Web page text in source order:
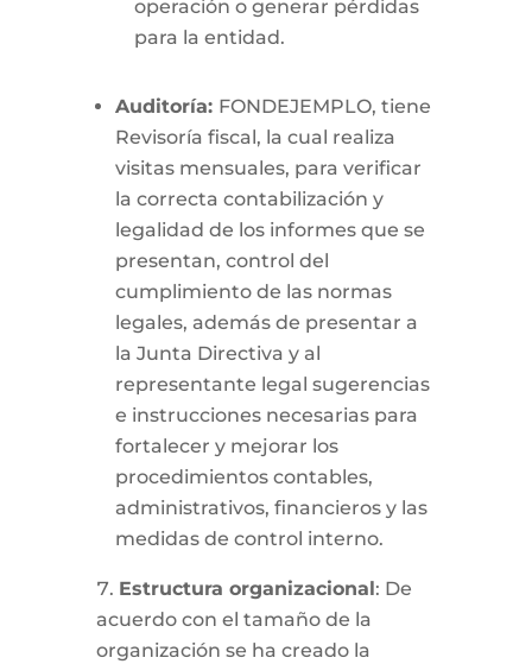
operación o generar pérdidas
para la entidad.
Auditoría: FONDEJEMPLO, tiene
Revisoría fiscal, la cual realiza
visitas mensuales, para verificar
la correcta contabilización y
legalidad de los informes que se
presentan, control del
cumplimiento de las normas
legales, además de presentar a
la Junta Directiva y al
representante legal sugerencias
e instrucciones necesarias para
fortalecer y mejorar los
procedimientos contables,
administrativos, financieros y las
medidas de control interno.
Estructura organizacional : De
acuerdo con el tamaño de la
organización se ha creado la